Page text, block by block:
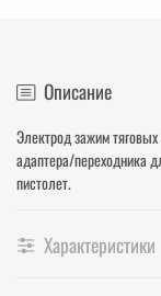
Описание
Электрод зажим
адаптера/переходника
пистолет.
Характеристики